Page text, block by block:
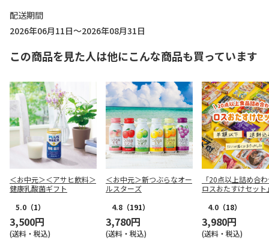
配送期間
2026年06月11日～2026年08月31日
この商品を見た人は他にこんな商品も買っています
＜お中元＞＜アサヒ飲料＞
健康乳酸菌ギフト
5.0 （1）
3,500円
(送料・税込)
＜お中元＞新つぶらなオー
ルスターズ
4.8 （191）
3,780円
(送料・税込)
「20点以上詰め合
ロスおたすけセット
4.0 （18）
3,980円
(送料・税込)